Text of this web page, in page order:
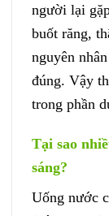
người lại
buốt răng,
nguyên
đúng. Vậy
trong phần
Tại sao
sáng?
Uống nước